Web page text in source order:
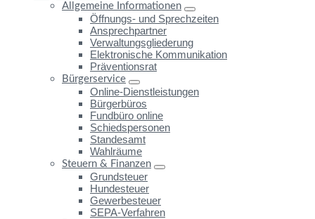
Allgemeine Informationen
Öffnungs- und Sprechzeiten
Ansprechpartner
Verwaltungsgliederung
Elektronische Kommunikation
Präventionsrat
Bürgerservice
Online-Dienstleistungen
Bürgerbüros
Fundbüro online
Schiedspersonen
Standesamt
Wahlräume
Steuern & Finanzen
Grundsteuer
Hundesteuer
Gewerbesteuer
SEPA-Verfahren